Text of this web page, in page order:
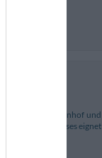
See, dem Bahnhof und
geöffneten Hauses eignet